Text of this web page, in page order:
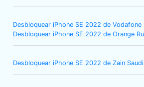
Desbloquear iPhone SE 2022 de Vodafone
Desbloquear iPhone SE 2022 de Orange
Desbloquear iPhone SE 2022 de Zain